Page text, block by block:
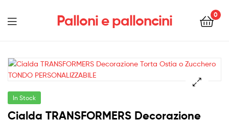
Palloni e palloncini 0
Menu
In Stock
Cialda TRANSFORMERS Decorazione